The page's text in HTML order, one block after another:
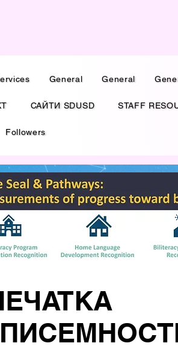
General General
САЙТИ SDUSD STAFF
Followers